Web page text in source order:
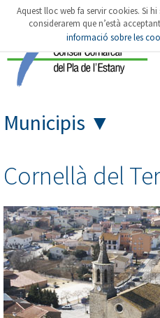
Municipis ▼
Cornellà del
Aquest lloc web fa servir cookies. Si
considerarem que n’està
informació sobre les